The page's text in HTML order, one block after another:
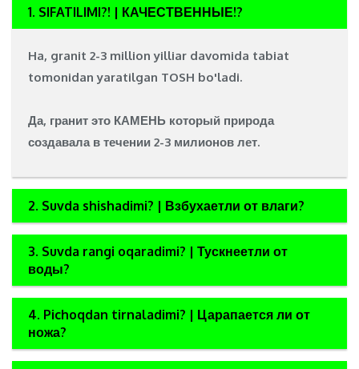
1. SIFATILIMI?! | КАЧЕСТВЕННЫЕ!?
Ha, granit 2-3 million yilliar davomida tabiat
tomonidan yaratilgan TOSH bo'ladi.
Да, гранит это КАМЕНЬ который природа
создавала в течении 2-3 милионов лет.
2. Suvda shishadimi? | Взбухаетли от влаги?
3. Suvda rangi oqaradimi? | Тускнеетли от
воды?
4. Pichoqdan tirnaladimi? | Царапается ли от
ножа?